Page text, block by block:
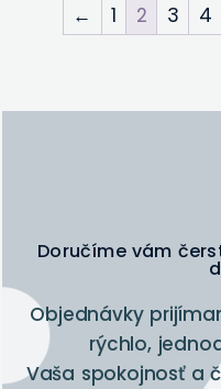
← 1 2 3 4
Doručíme vám
Objednávky
rýchlo,
Vaša spokojnosť a